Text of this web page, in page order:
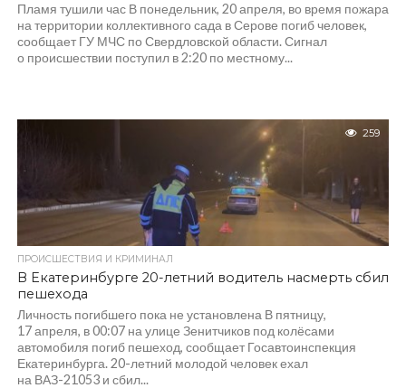
Пламя тушили час В понедельник, 20 апреля, во время пожара
на территории коллективного сада в Серове погиб человек,
сообщает ГУ МЧС по Свердловской области. Сигнал
о происшествии поступил в 2:20 по местному...
259
ПРОИСШЕСТВИЯ И КРИМИНАЛ
В Екатеринбурге 20-летний водитель насмерть сбил
пешехода
Личность погибшего пока не установлена В пятницу,
17 апреля, в 00:07 на улице Зенитчиков под колёсами
автомобиля погиб пешеход, сообщает Госавтоинспекция
Екатеринбурга. 20-летний молодой человек ехал
на ВАЗ-21053 и сбил...